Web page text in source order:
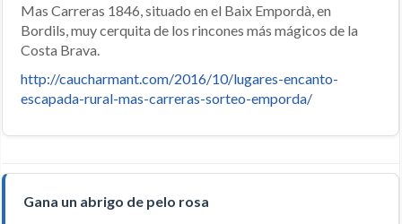
Mas Carreras 1846, situado en el Baix Empordà, en
Bordils, muy cerquita de los rincones más mágicos de la
Costa Brava.
http://caucharmant.com/2016/10/lugares-encanto-
escapada-rural-mas-carreras-sorteo-emporda/
Gana un abrigo de pelo rosa